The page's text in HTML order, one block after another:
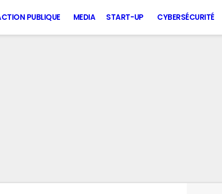
PUBLIQUE MEDIA START-UP CYBERSÉCURITÉ